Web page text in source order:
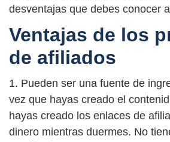
desventajas que debes conocer
Ventajas de los
de afiliados
1. Pueden ser una fuente de
vez que hayas creado el
hayas creado los enlaces de
dinero mientras duermes. No